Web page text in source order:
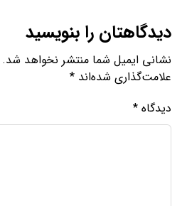
دیدگاهتان را بنویسید
نشانی ایمیل شما منتشر نخواهد شد.
علامت‌گذاری شده‌اند*
دیدگاه*